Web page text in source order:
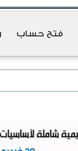
فتح حساب